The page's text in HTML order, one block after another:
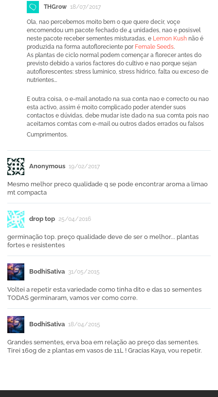
THGrow 18/07/2017
Ola, nao percebemos moito bem o que quere decir, voçe
encomendou um pacote fechado de 4 unidades, nao e posisvel
neste pacote receber sementes misturadas, e Lemon Kush não é
produzida na forma autofloreciente por Female Seeds.
As plantas de ciclo normal podem començar a florecer antes do
previsto debido a varios factores do cultivo e nao porque sejan
autoflorescentes: stress luminico, stress hidrico, falta ou exceso de
nutrientes...
E outra coisa, o e-mail anotado na sua conta nao e correcto ou nao
esta activo, assim é moito complicado poder atender suos
contactos e dúvidas, debe mudar iste dado na sua comta pois nao
aceitamos comtas com e-mail ou outros dados errados ou falsos
Cumprimentos.
Anonymous 19/02/2017
Mesmo melhor preco qualidade q se pode encontrar aroma a limao
mt compacta
drop top 25/04/2016
germinação top. preço qualidade deve de ser o melhor... plantas
fortes e resistentes
BodhiSativa 31/05/2015
Voltei a repetir esta variedade como tinha dito e das 10 sementes
TODAS germinaram, vamos ver como corre.
BodhiSativa 18/04/2015
Grandes sementes, erva boa em relação ao preço das sementes.
Tirei 160g de 2 plantas em vasos de 11L ! Gracias Kaya, vou repetir.